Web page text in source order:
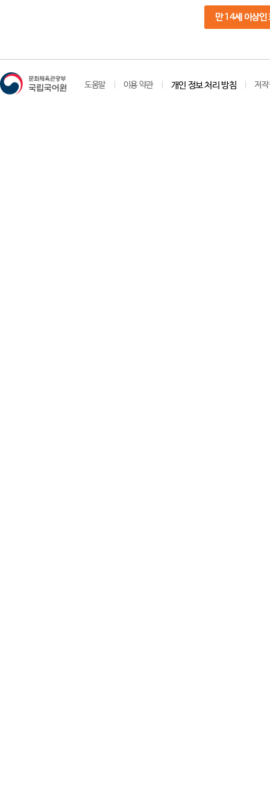
만 14세 이상인
도움말 이용 약관 개인 정보 처리 방침 저